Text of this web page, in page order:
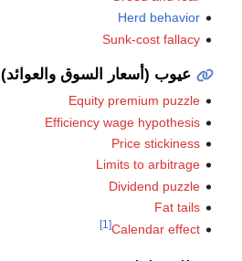
Herd behavior
Sunk-cost fallacy
عيوب (أسعار السوق والعوائد)
Equity premium puzzle
Efficiency wage hypothesis
Price stickiness
Limits to arbitrage
Dividend puzzle
Fat tails
Calendar effect
[1]